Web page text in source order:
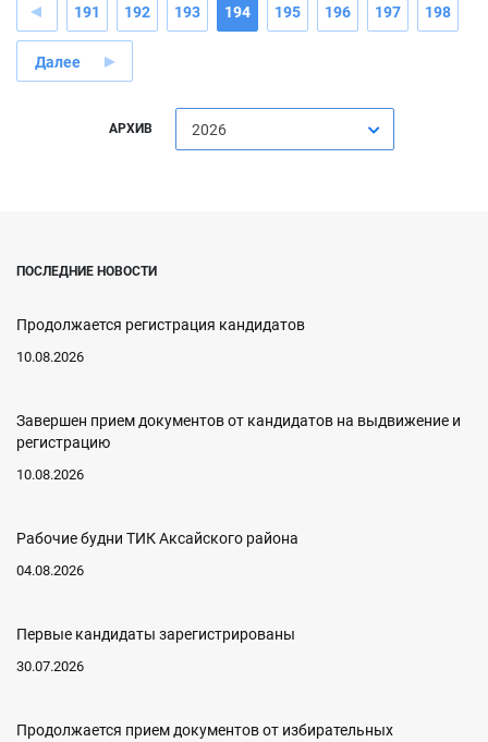
191 192 193 194 195 196 197 198
Далее
АРХИВ 2026
ПОСЛЕДНИЕ НОВОСТИ
Продолжается регистрация кандидатов
10.08.2026
Завершен прием документов от кандидатов на выдвижение и
регистрацию
10.08.2026
Рабочие будни ТИК Аксайского района
04.08.2026
Первые кандидаты зарегистрированы
30.07.2026
Продолжается прием документов от избирательных